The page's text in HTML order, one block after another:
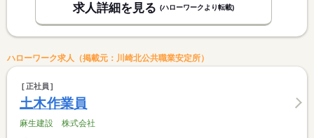
求人詳細を見る (ハローワークより転載)
ハローワーク求人（掲載元：川崎北公共職業安定所）
正社員
土木作業員
麻生建設 株式会社